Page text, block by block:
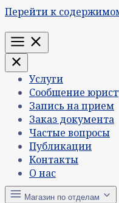
Перейти к
Меню
Услуги
Сообщение
Запись на прием
Заказ документа
Частые вопросы
Публикации
Контакты
О нас
Магазин по отделам